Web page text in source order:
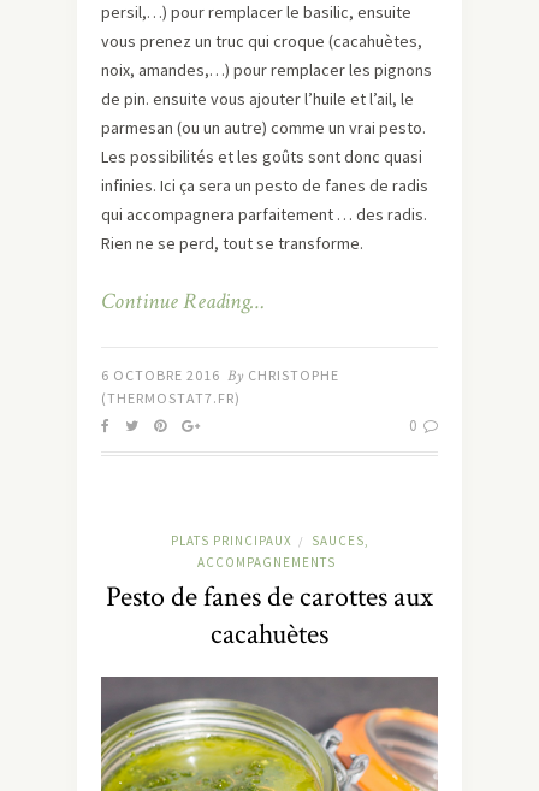
persil,…) pour remplacer le basilic, ensuite
vous prenez un truc qui croque (cacahuètes,
noix, amandes,…) pour remplacer les pignons
de pin. ensuite vous ajouter l’huile et l’ail, le
parmesan (ou un autre) comme un vrai pesto.
Les possibilités et les goûts sont donc quasi
infinies. Ici ça sera un pesto de fanes de radis
qui accompagnera parfaitement … des radis.
Rien ne se perd, tout se transforme.
Continue Reading…
6 OCTOBRE 2016 By CHRISTOPHE
(THERMOSTAT7.FR)
0
PLATS PRINCIPAUX /
SAUCES,
ACCOMPAGNEMENTS
Pesto de fanes de carottes aux
cacahuètes